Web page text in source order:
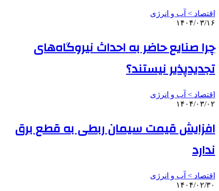
اقتصاد > آب و انرژی
۱۴۰۴/۰۳/۱۶
چرا صنایع حاضر به احداث نیروگاه‌های
تجدیدپذیر نیستند؟
اقتصاد > آب و انرژی
۱۴۰۴/۰۳/۰۲
افزایش قیمت سیمان ربطی به قطع برق
ندارد
اقتصاد > آب و انرژی
۱۴۰۴/۰۲/۳۰